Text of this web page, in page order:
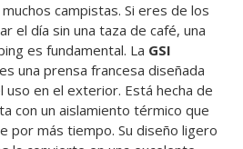
campistas. Si eres de los
el día sin una taza de café, una
es fundamental. La GSI
es una prensa francesa diseñada
en el exterior. Está hecha de
con un aislamiento térmico que
por más tiempo. Su diseño ligero